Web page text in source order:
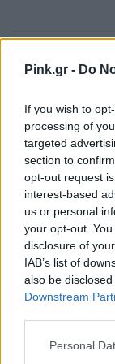
Pink.gr - Do
If you wish to
processing of
targeted
section to
opt-out request
interest-based
us or personal
your opt-out.
disclosure of
IAB’s list of
also be
Downstream
Personal
μάθετε πρώτοι